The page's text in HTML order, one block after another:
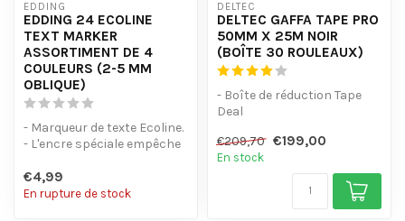
EDDING
EDDING 24 ECOLINE
TEXT MARKER
ASSORTIMENT DE 4
COULEURS (2-5 MM
OBLIQUE)
- Marqueur de texte Ecoline.
- L'encre spéciale empêche
€4,99
En rupture de stock
DELTEC
DELTEC GAFFA TAPE PRO
50MM X 25M NOIR
(BOÎTE 30 ROULEAUX)
- Boîte de réduction Tape
Deal
de colle et est impe...
€209,70 €199,00
En stock